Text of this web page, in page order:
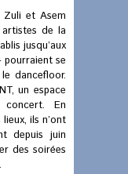
Zuli et Asem
de la
jusqu’aux
pourraient se
dancefloor.
un espace
En
ils n’ont
depuis juin
des soirées